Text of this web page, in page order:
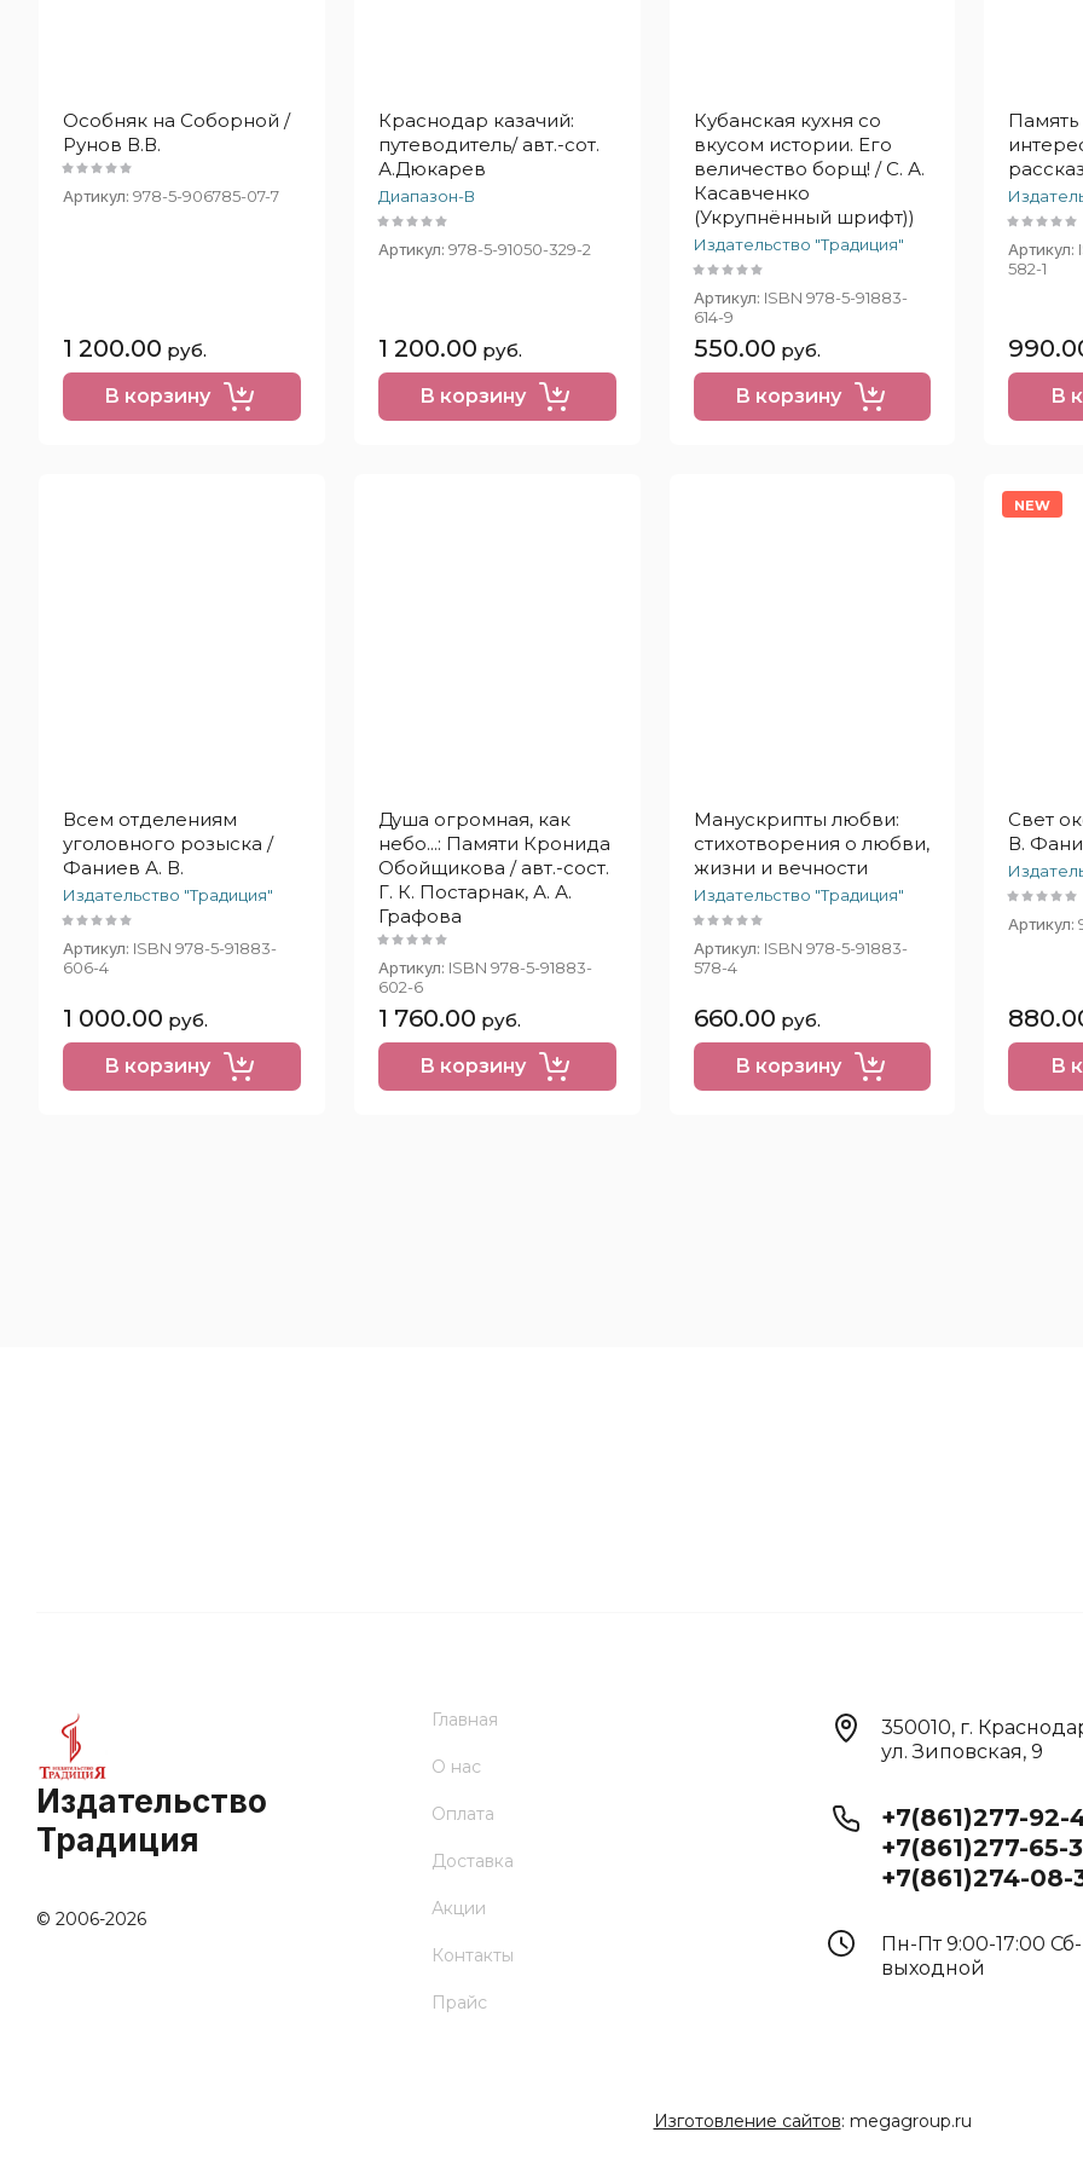
Особняк на Соборной /
Рунов В.В.
Артикул: 978-5-906785-07-7
1 200.00 руб.
В корзину
Краснодар казачий:
путеводитель/ авт.-сот.
А.Дюкарев
Диапазон-В
Артикул: 978-5-91050-329-2
1 200.00 руб.
В корзину
Кубанская кухня со
вкусом истории. Его
величество борщ! / С. А.
Касавченко
(Укрупнённый шрифт))
Издательство "Традиция"
Артикул: ISBN 978-5-91883-
614-9
550.00 руб.
В корзину
Память
Артикул:
582-1
В
Всем отделениям
уголовного розыска /
Фаниев А. В.
Издательство "Традиция"
Артикул: ISBN 978-5-91883-
606-4
1 000.00 руб.
В корзину
Душа огромная, как
небо...: Памяти Кронида
Обойщикова / авт.-сост.
Г. К. Постарнак, А. А.
Графова
Артикул: ISBN 978-5-91883-
602-6
1 760.00 руб.
В корзину
Манускрипты любви:
стихотворения о любви,
жизни и вечности
Издательство "Традиция"
Артикул: ISBN 978-5-91883-
578-4
660.00 руб.
В корзину
NEW
Свет
В.
Артикул:
В
Издательство
Традиция
© 2006-2026
Главная
О нас
Оплата
Доставка
Акции
Контакты
Прайс
350010, г.
ул. Зиповская, 9
+7(861)277-92-
+7(861)277-65-
+7(861)274-08-
Пн-Пт 9:00-17:00
выходной
Изготовление сайтов: megagroup.ru